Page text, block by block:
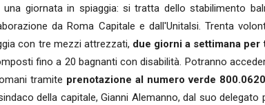
una giornata in spiaggia: si tratta dello stabilimento
da Roma Capitale e dall'Unitalsi. Trenta
con tre mezzi attrezzati, due giorni a settimana
fino a 20 bagnanti con disabilità. Potranno
tramite prenotazione al numero verde
della capitale, Gianni Alemanno, dal suo delegato